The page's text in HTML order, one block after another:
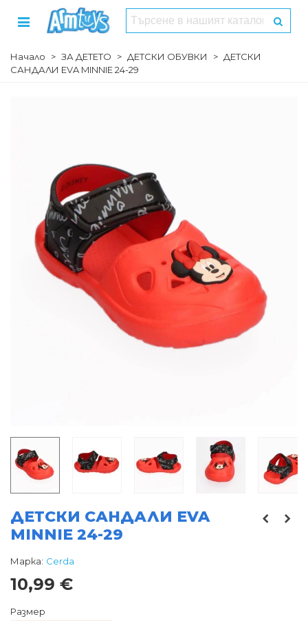
Начало > ЗА ДЕТЕТО > ДЕТСКИ ОБУВКИ > ДЕТСКИ
САНДАЛИ EVA MINNIE 24-29
ДЕТСКИ САНДАЛИ EVA
MINNIE 24-29
Марка: Cerda
10,99 €
Размер